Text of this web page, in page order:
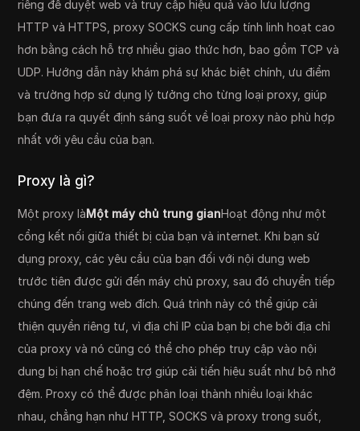
riêng để duyệt web và truy cập hiệu quả vào lưu lượng
HTTP và HTTPS, proxy SOCKS cung cấp tính linh hoạt cao
hơn bằng cách hỗ trợ nhiều giao thức hơn, bao gồm TCP và
UDP. Hướng dẫn này khám phá sự khác biệt chính, ưu điểm
và trường hợp sử dụng lý tưởng cho từng loại proxy, giúp
bạn đưa ra quyết định sáng suốt về loại proxy nào phù hợp
nhất với yêu cầu của bạn.
Proxy là gì?
Một proxy làMột máy chủ trung gianHoạt động như một
cổng kết nối giữa thiết bị của bạn và internet. Khi bạn sử
dụng proxy, các yêu cầu của bạn đối với nội dung web
trước tiên được gửi đến máy chủ proxy, sau đó chuyển tiếp
chúng đến trang web đích. Quá trình này có thể giúp cải
thiện quyền riêng tư, vì địa chỉ IP của bạn bị che bởi địa chỉ
của proxy và nó cũng có thể cho phép truy cập vào nội
dung bị hạn chế hoặc trợ giúp cải tiến hiệu suất như bộ nhớ
đệm. Proxy có thể được phân loại thành nhiều loại khác
nhau, chẳng hạn như HTTP, SOCKS và proxy trong suốt,